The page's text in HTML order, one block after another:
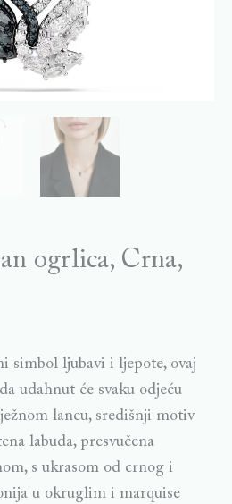
ogrlica, Crna,
simbol ljubavi i ljepote, ovaj
udahnut će svaku odjeću
lancu, središnji motiv
labuda, presvučena
s ukrasom od crnog i
u okruglim i marquise